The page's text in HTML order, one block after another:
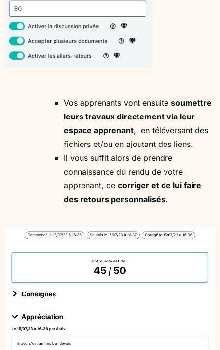
Vos apprenants vont ensuite soumettre
leurs travaux directement via leur
espace apprenant, en téléversant des
fichiers et/ou en ajoutant des liens.
Il vous suffit alors de prendre
connaissance du rendu de votre
apprenant, de corriger et de lui faire
des retours personnalisés.